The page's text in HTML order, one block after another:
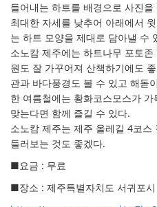
들어내는 하트를 배경으로 사진
최대한 자세를 낮추어 아래에서
는 하트 모양을 제대로 담아낼 수
소노캄 제주에는 하트나무 포토
원도 잘 가꾸어져 산책하기에도
관과 바다풍경도 볼 수 있고 해돋
한 여름철에는 황화코스모스가
맞는다면 함께 즐길 수 있다.
소노캄 제주는 제주 올레길 4코
들러보는 것도 좋겠다.
■요금 : 무료
■장소 : 제주특별자치도 서귀포